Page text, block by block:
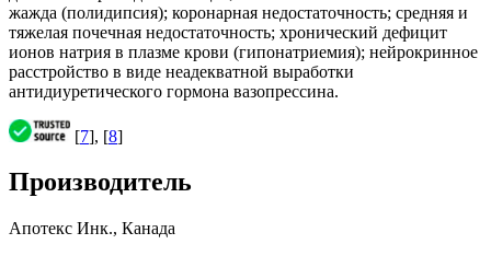
жажда (полидипсия); коронарная недостаточность; средняя и
тяжелая почечная недостаточность; хронический дефицит
ионов натрия в плазме крови (гипонатриемия); нейрокринное
расстройство в виде неадекватной выработки
антидиуретического гормона вазопрессина.
[7], [8]
Производитель
Апотекс Инк., Канада